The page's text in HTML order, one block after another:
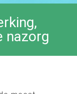
nazorg